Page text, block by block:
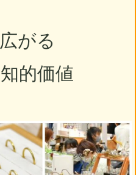
がる
的価値